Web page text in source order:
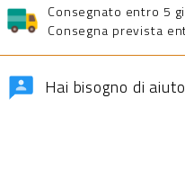
Consegnato entro 5
Consegna prevista
Hai bisogno di